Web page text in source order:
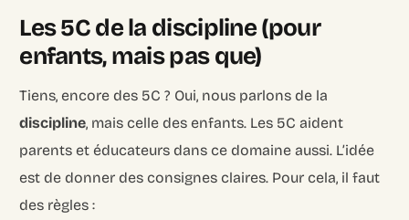
Les 5C de la discipline (pour
enfants, mais pas que)
Tiens, encore des 5C ? Oui, nous parlons de la
discipline, mais celle des enfants. Les 5C aident
parents et éducateurs dans ce domaine aussi. L’idée
est de donner des consignes claires. Pour cela, il faut
des règles :